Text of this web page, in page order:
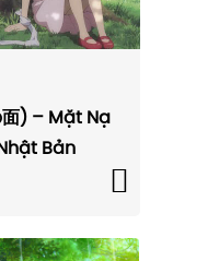
面) – Mặt Nạ
Bản